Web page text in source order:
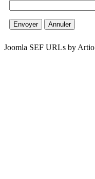
Envoyer Annuler
Joomla SEF URLs by Artio